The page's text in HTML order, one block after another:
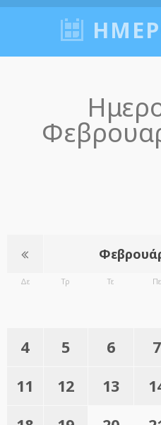
Δε Τρ Τε Πε
4
5 6 7
11
12 13